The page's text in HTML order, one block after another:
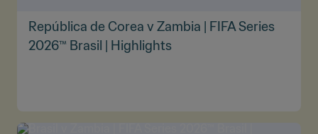
República de Corea v Zambia | FIFA Series
2026™ Brasil | Highlights